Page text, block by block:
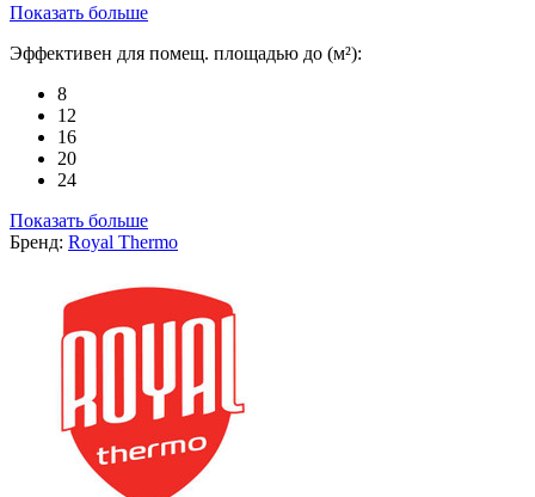
Показать больше
Эффективен для помещ. площадью до (м²):
8
12
16
20
24
Показать больше
Бренд: Royal Thermo